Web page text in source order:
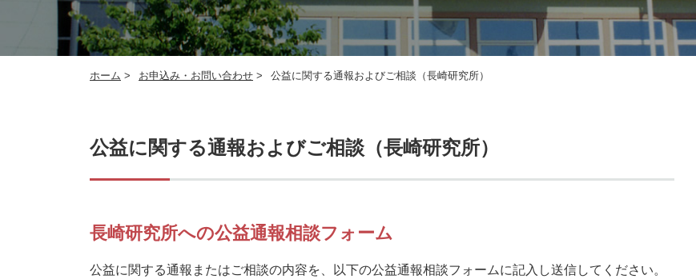
ホーム > お申込み・お問い合わせ > 公益に関する通報およびご相談（長崎研究所）
公益に関する通報およびご相談（長崎研究所）
長崎研究所への公益通報相談フォーム
公益に関する通報またはご相談の内容を、以下の公益通報相談フォームに記入し送信してください。